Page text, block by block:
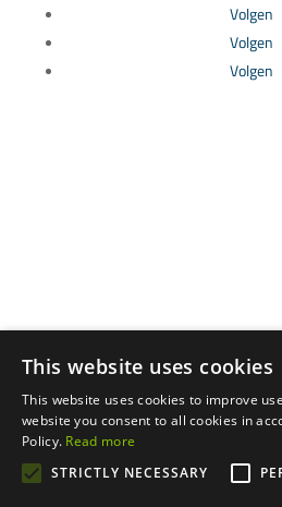
Volgen
Volgen
Volgen
Cumbre del Sol Pre-Owned is
bedrijf AFLYS CONSULTANTS
onder
Acceso norte s/n, Cumbre
informatiekantoor, 03726,
Cumbre del Sol Pre-Owned. Alle
This website uses cookies
This website uses cookies to improve
website you consent to all cookies in
Policy. Read more
STRICTLY NECESSARY